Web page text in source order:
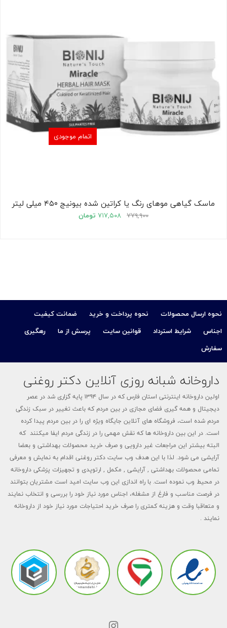
اتمام موجودی
ماسک گیاهی موهای رنگ یا کراتین شده بیونیج ۴۵۰ میلی لیتر
۷۷۹,۹۰۰ ۷۱۷,۵۰۸ تومان
نحوه ارسال محصولات نحوه پرداخت و خرید
ضمانت کیفیت
اجناس
شرایط استرداد قوانین سایت پرسش از ما
رهگیری
سفارش
داروخانه شبانه روزی آنلاین دکتر روغنی
اولین داروخانه اینترنتی استان فارس که در سال ۱۳۹۴ پایه گزاری شد در عصر
دیجیتال و همه گیری فضای مجازی در بین مردم که باعث تغییر در سبک زندگی
مردم شده است، فروشگاه های آنلاین جایگاه ویژه ای را در بین مردم پیدا کرده
است. در این بین داروخانه ها که نقش مهمی را در زندگی مردم ایفا میکنند که
البته بیشتر این مراجعات غیر دارویی و صرف خرید محصولات بهداشتی و بعضا
آرایشی می شود. لذا با این هدف وب سایت دکتر روغنی اقدام به نمایش و معرفی
تمامی محصولات بهداشتی , آرایشی , مکمل , ارتوپدی و تجهیزات پزشکی داروخانه
در محیط وب نموده است. با راه اندازی این وب سایت امید است مشتریان بتوانند
در فرصت مناسب و فارغ از مشغله، اجناس مورد نیاز خود را بررسی و انتخاب نمایند
و متعاقبا وقت و هزینه کمتری را صرف خرید احتیاجات مورد نیاز خود از داروخانه
نمایند .